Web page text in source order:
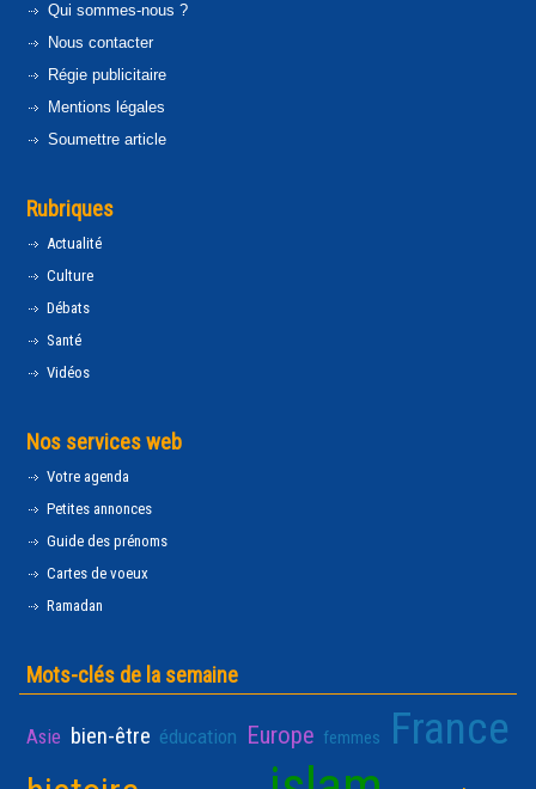
Qui sommes-nous ?
Nous contacter
Régie publicitaire
Mentions légales
Soumettre article
Rubriques
Actualité
Culture
Débats
Santé
Vidéos
Nos services web
Votre agenda
Petites annonces
Guide des prénoms
Cartes de voeux
Ramadan
Mots-clés de la semaine
Asie bien-être éducation Europe femmes France